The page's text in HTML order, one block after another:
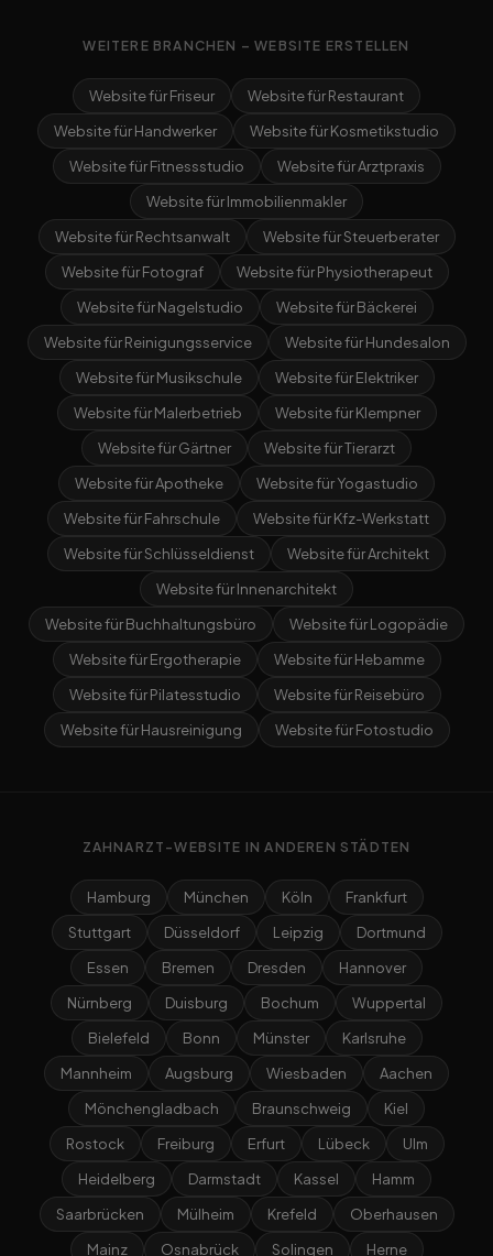
WEITERE BRANCHEN – WEBSITE ERSTELLEN
Website für Friseur
Website für Restaurant
Website für Handwerker
Website für Kosmetikstudio
Website für Fitnessstudio
Website für Arztpraxis
Website für Immobilienmakler
Website für Rechtsanwalt
Website für Steuerberater
Website für Fotograf
Website für Physiotherapeut
Website für Nagelstudio
Website für Bäckerei
Website für Reinigungsservice
Website für Hundesalon
Website für Musikschule
Website für Elektriker
Website für Malerbetrieb
Website für Klempner
Website für Gärtner
Website für Tierarzt
Website für Apotheke
Website für Yogastudio
Website für Fahrschule
Website für Kfz-Werkstatt
Website für Schlüsseldienst
Website für Architekt
Website für Innenarchitekt
Website für Buchhaltungsbüro
Website für Logopädie
Website für Ergotherapie
Website für Hebamme
Website für Pilatesstudio
Website für Reisebüro
Website für Hausreinigung
Website für Fotostudio
ZAHNARZT-WEBSITE IN ANDEREN STÄDTEN
Hamburg München Köln
Frankfurt
Stuttgart
Düsseldorf Leipzig
Dortmund
Essen
Bremen Dresden
Hannover
Nürnberg
Duisburg Bochum
Wuppertal
Bielefeld
Bonn Münster
Karlsruhe
Mannheim
Augsburg Wiesbaden
Aachen
Mönchengladbach
Braunschweig
Kiel
Rostock
Freiburg Erfurt Lübeck
Ulm
Heidelberg
Darmstadt Kassel
Hamm
Saarbrücken
Mülheim Krefeld
Oberhausen
Mainz
Osnabrück Solingen Herne